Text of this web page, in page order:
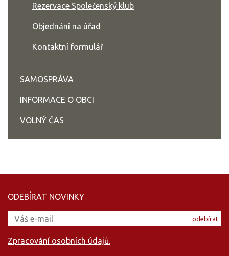
Rezervace Společenský klub
Objednání na úřad
Kontaktní formulář
SAMOSPRÁVA
INFORMACE O OBCI
VOLNÝ ČAS
ODEBÍRAT NOVINKY
odebírat
Zpracování osobních údajů.